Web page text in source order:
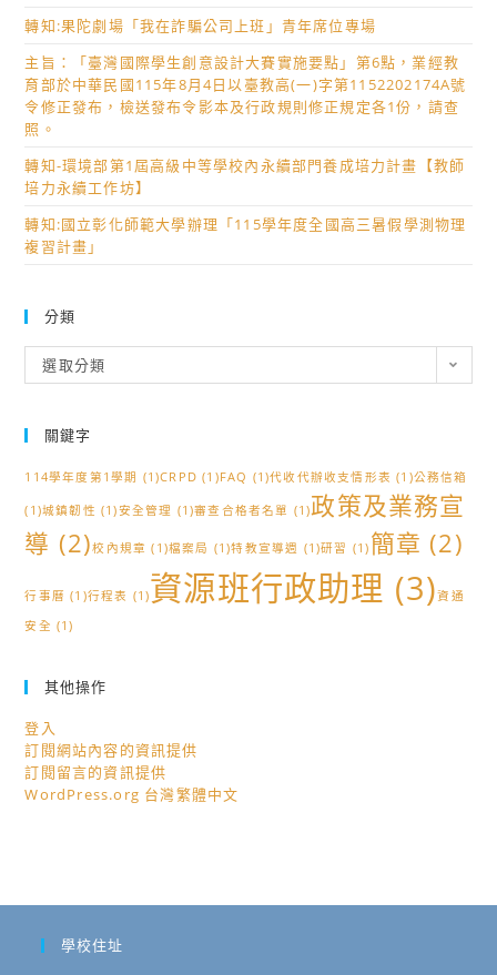
轉知:果陀劇場「我在詐騙公司上班」青年席位專場
主旨：「臺灣國際學生創意設計大賽實施要點」第6點，業經教
育部於中華民國115年8月4日以臺教高(一)字第1152202174A號
令修正發布，檢送發布令影本及行政規則修正規定各1份，請查
照。
轉知-環境部第1屆高級中等學校內永續部門養成培力計畫【教師
培力永續工作坊】
轉知:國立彰化師範大學辦理「115學年度全國高三暑假學測物理
複習計畫」
分類
類
選取分類
關鍵字
114學年度第1學期 (1)CRPD (1)FAQ (1)代收代辦收支情形表 (1)公務信箱
(1)城鎮韌性 (1)安全管理 (1)審查合格者名單 (1)政策及業務宣
導 (2)校內規章 (1)檔案局 (1)特教宣導週 (1)研習 (1) 簡章 (2)
行事曆 (1)行程表 (1)資源班行政助理 (3)資通
安全 (1)
其他操作
登入
訂閱網站內容的資訊提供
訂閱留言的資訊提供
WordPress.org 台灣繁體中文
學校住址